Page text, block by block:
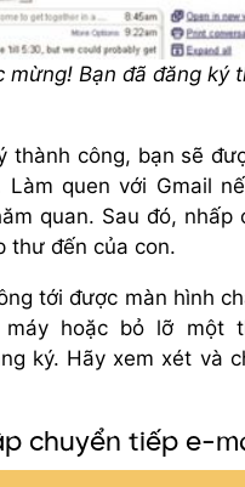
mừng! Bạn đã đăng ký
thành công, bạn sẽ
Làm quen với Gmail
quan. Sau đó, nhấp
thư đến của con.
tới được màn hình
hoặc bỏ lỡ một
ký. Hãy xem xét và
chuyển tiếp e-